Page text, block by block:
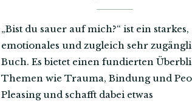
„Bist du sauer auf mich?“ ist ein starkes,
emotionales und zugleich sehr
Buch. Es bietet einen fundierten
Themen wie Trauma, Bindung und
Pleasing und schafft dabei etwas